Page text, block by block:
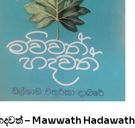
– Mawwath Hadawath